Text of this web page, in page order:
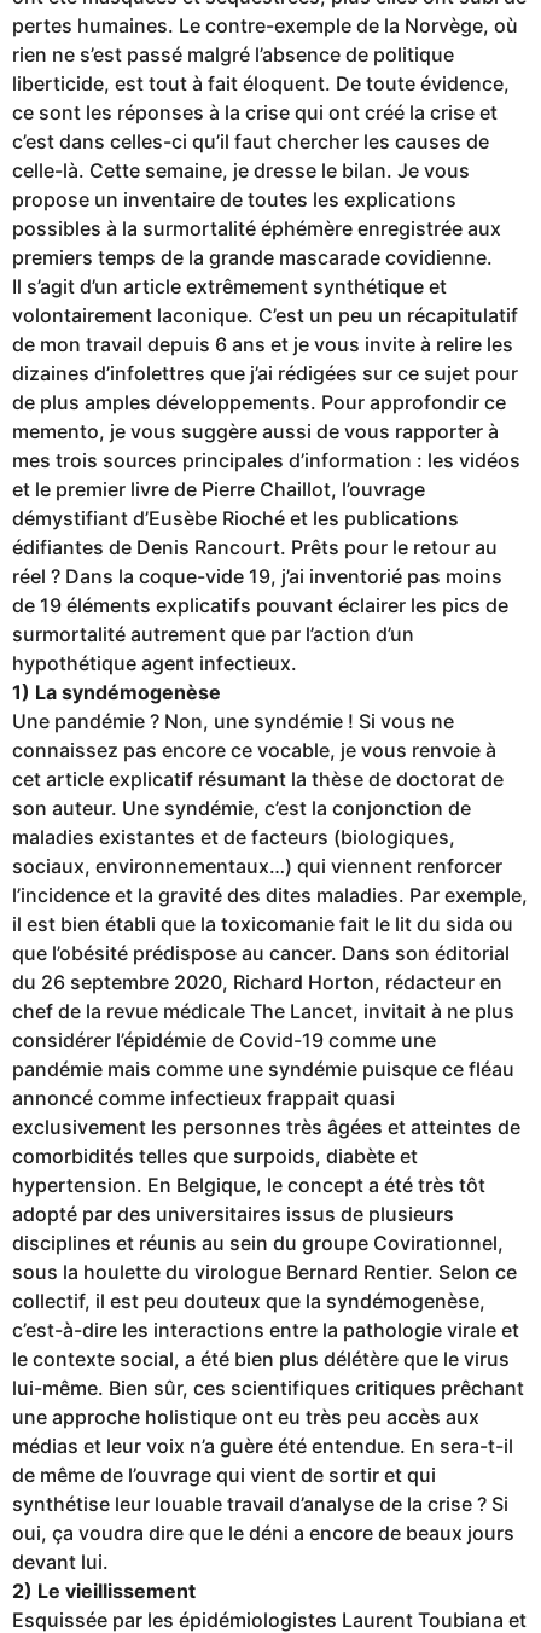
pertes humaines. Le contre-exemple de la Norvège, où
rien ne s’est passé malgré l’absence de politique
liberticide, est tout à fait éloquent. De toute évidence,
ce sont les réponses à la crise qui ont créé la crise et
c’est dans celles-ci qu’il faut chercher les causes de
celle-là. Cette semaine, je dresse le bilan. Je vous
propose un inventaire de toutes les explications
possibles à la surmortalité éphémère enregistrée aux
premiers temps de la grande mascarade covidienne.
Il s’agit d’un article extrêmement synthétique et
volontairement laconique. C’est un peu un récapitulatif
de mon travail depuis 6 ans et je vous invite à relire les
dizaines d’infolettres que j’ai rédigées sur ce sujet pour
de plus amples développements. Pour approfondir ce
memento, je vous suggère aussi de vous rapporter à
mes trois sources principales d’information : les vidéos
et le premier livre de Pierre Chaillot, l’ouvrage
démystifiant d’Eusèbe Rioché et les publications
édifiantes de Denis Rancourt. Prêts pour le retour au
réel ? Dans la coque-vide 19, j’ai inventorié pas moins
de 19 éléments explicatifs pouvant éclairer les pics de
surmortalité autrement que par l’action d’un
hypothétique agent infectieux.
1) La syndémogenèse
Une pandémie ? Non, une syndémie ! Si vous ne
connaissez pas encore ce vocable, je vous renvoie à
cet article explicatif résumant la thèse de doctorat de
son auteur. Une syndémie, c’est la conjonction de
maladies existantes et de facteurs (biologiques,
sociaux, environnementaux…) qui viennent renforcer
l’incidence et la gravité des dites maladies. Par exemple,
il est bien établi que la toxicomanie fait le lit du sida ou
que l’obésité prédispose au cancer. Dans son éditorial
du 26 septembre 2020, Richard Horton, rédacteur en
chef de la revue médicale The Lancet, invitait à ne plus
considérer l’épidémie de Covid-19 comme une
pandémie mais comme une syndémie puisque ce fléau
annoncé comme infectieux frappait quasi
exclusivement les personnes très âgées et atteintes de
comorbidités telles que surpoids, diabète et
hypertension. En Belgique, le concept a été très tôt
adopté par des universitaires issus de plusieurs
disciplines et réunis au sein du groupe Covirationnel,
sous la houlette du virologue Bernard Rentier. Selon ce
collectif, il est peu douteux que la syndémogenèse,
c’est-à-dire les interactions entre la pathologie virale et
le contexte social, a été bien plus délétère que le virus
lui-même. Bien sûr, ces scientifiques critiques prêchant
une approche holistique ont eu très peu accès aux
médias et leur voix n’a guère été entendue. En sera-t-il
de même de l’ouvrage qui vient de sortir et qui
synthétise leur louable travail d’analyse de la crise ? Si
oui, ça voudra dire que le déni a encore de beaux jours
devant lui.
2) Le vieillissement
Esquissée par les épidémiologistes Laurent Toubiana et